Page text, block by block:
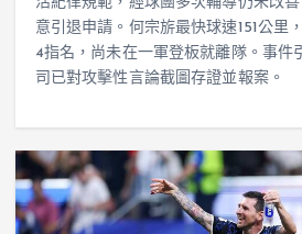
意引退申請。何宗旂最快球速151公里
4指名，尚未在一軍登板就離隊。事件
司已對攻擊性言論截圖存證並報案。